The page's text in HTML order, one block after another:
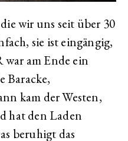
wir uns seit über 30
sie ist eingängig,
am Ende ein
Baracke,
kam der Westen,
hat den Laden
beruhigt das